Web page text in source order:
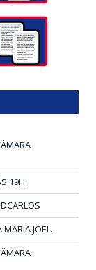
19H.
JOEL.